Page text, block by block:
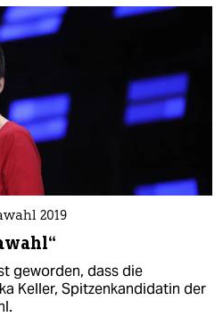
2019
geworden, dass die
Keller, Spitzenkandidatin der